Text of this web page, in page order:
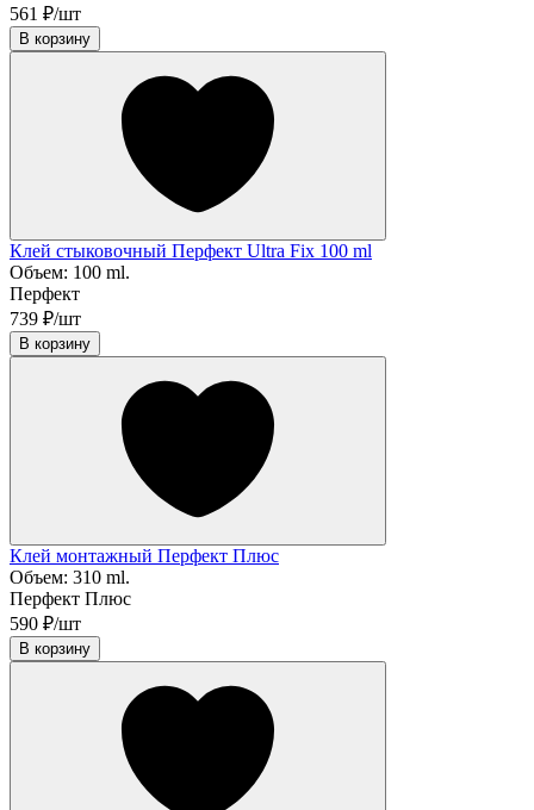
561 ₽/шт
В корзину
Клей стыковочный Перфект Ultra Fix 100 ml
Объем: 100 ml.
Перфект
739 ₽/шт
В корзину
Клей монтажный Перфект Плюс
Объем: 310 ml.
Перфект Плюс
590 ₽/шт
В корзину